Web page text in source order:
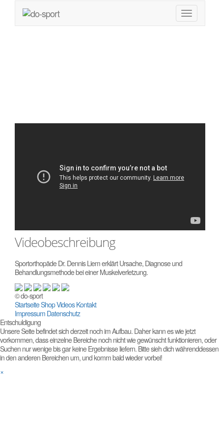
Videobeschreibung
Sportorthopäde Dr. Dennis Liem erklärt Ursache, Diagnose und
Behandlungsmethode bei einer Muskelverletzung.
© do-sport
StartseiteShopVideosKontakt
Impressum Datenschutz
Entschuldigung
Unsere Seite befindet sich derzeit noch im Aufbau. Daher kann es wie jetzt
vorkommen, dass einzelne Bereiche noch nicht wie gewünscht funktionieren, oder
Suchen nur wenige bis gar keine Ergebnisse liefern. Bitte sieh dich währenddessen
in den anderen Bereichen um, und komm bald wieder vorbei!
×